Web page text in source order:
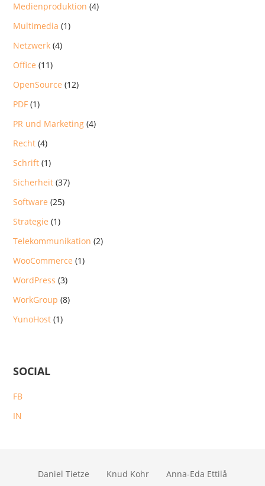
Medienproduktion (4)
Multimedia (1)
Netzwerk (4)
Office (11)
OpenSource (12)
PDF (1)
PR und Marketing (4)
Recht (4)
Schrift (1)
Sicherheit (37)
Software (25)
Strategie (1)
Telekommunikation (2)
WooCommerce (1)
WordPress (3)
WorkGroup (8)
YunoHost (1)
SOCIAL
FB
IN
Daniel Tietze Knud Kohr Anna-Eda Ettilå